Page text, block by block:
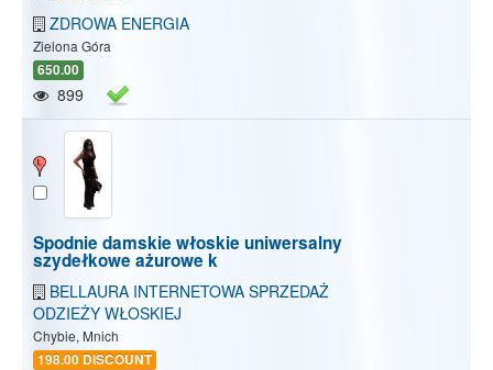
ZDROWA ENERGIA
Zielona Góra
650.00
899
Spodnie damskie włoskie uniwersalny
szydełkowe ażurowe k
BELLAURA INTERNETOWA SPRZEDAŻ
ODZIEŻY WŁOSKIEJ
Chybie, Mnich
198.00 DISCOUNT